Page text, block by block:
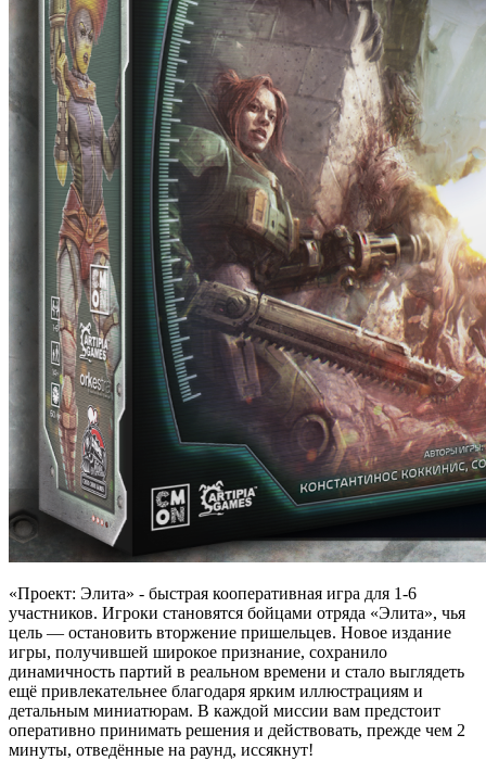
«Проект: Элита» - быстрая кооперативная игра для 1-6
участников. Игроки становятся бойцами отряда «Элита», чья
цель — остановить вторжение пришельцев. Новое издание
игры, получившей широкое признание, сохранило
динамичность партий в реальном времени и стало выглядеть
ещё привлекательнее благодаря ярким иллюстрациям и
детальным миниатюрам. В каждой миссии вам предстоит
оперативно принимать решения и действовать, прежде чем 2
минуты, отведённые на раунд, иссякнут!